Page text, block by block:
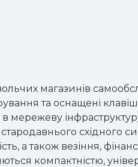
магазинів
та оснащені
мережеву
східного
а також везіння,
компактністю,